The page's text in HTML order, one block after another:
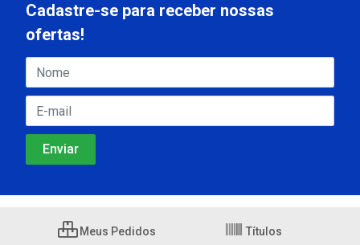
Cadastre-se para receber nossas
ofertas!
Meus Pedidos Títulos